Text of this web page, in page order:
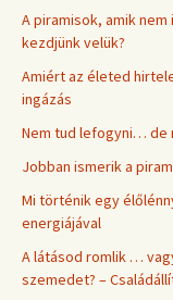
A piramisok, amik
kezdjünk velük?
Amiért az életed
ingázás
Nem tud lefogyni… de
Jobban ismerik a
Mi történik egy
energiájával
A látásod romlik …
szemedet? –